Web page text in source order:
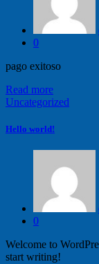
0
pago exitoso
Read more
Uncategorized
Hello world!
0
Welcome to
start writing!